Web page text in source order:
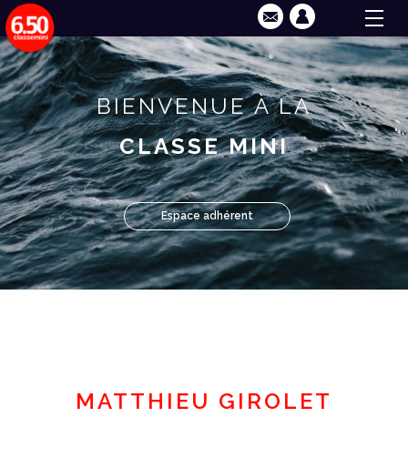
BIENVENUE À LA
CLASSE MINI
Espace adhérent
MATTHIEU GIROLET